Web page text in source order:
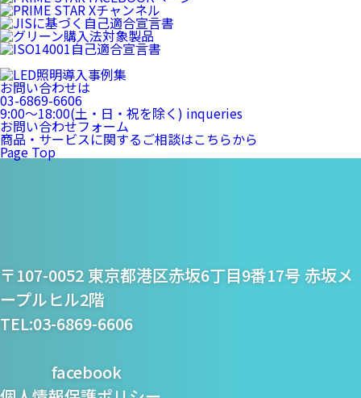
お問い合わせは
03-6869-6606
9:00〜18:00(土・日・祝を除く) inqueries
お問い合わせフォーム
商品・サービスに関するご相談はこちらから
Page Top
プライム・スター株式
会社
〒107-0052 東京都港区赤坂6丁目9番17号 赤坂メ
ープルヒル2階
TEL:03-6869-6606
facebook